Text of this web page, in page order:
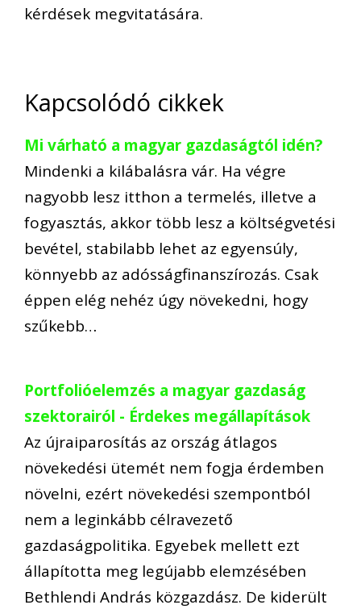
kérdések megvitatására.
Kapcsolódó cikkek
Mi várható a magyar gazdaságtól idén?
Mindenki a kilábalásra vár. Ha végre
nagyobb lesz itthon a termelés, illetve a
fogyasztás, akkor több lesz a költségvetési
bevétel, stabilabb lehet az egyensúly,
könnyebb az adósságfinanszírozás. Csak
éppen elég nehéz úgy növekedni, hogy
szűkebb…
Portfolióelemzés a magyar gazdaság
szektorairól - Érdekes megállapítások
Az újraiparosítás az ország átlagos
növekedési ütemét nem fogja érdemben
növelni, ezért növekedési szempontból
nem a leginkább célravezető
gazdaságpolitika. Egyebek mellett ezt
állapította meg legújabb elemzésében
Bethlendi András közgazdász. De kiderült